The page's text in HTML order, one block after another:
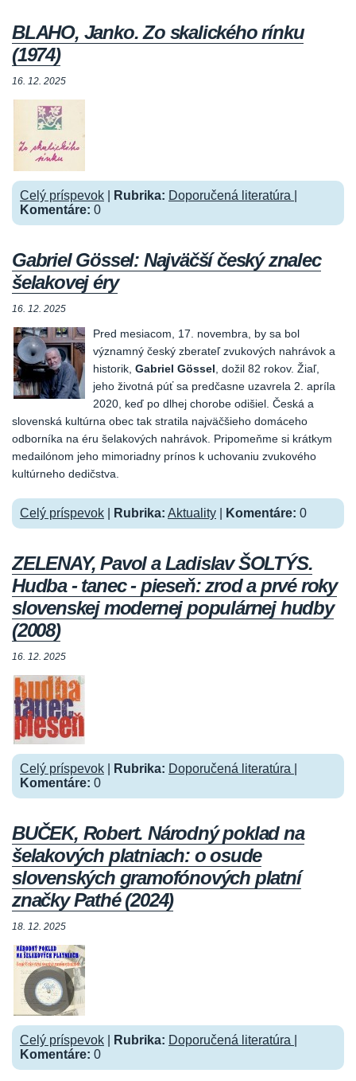
BLAHO, Janko. Zo skalického rínku
(1974)
16. 12. 2025
Celý príspevok Rubrika: Doporučená literatúra
Komentáre: 0
Gabriel Gössel: Najväčší český znalec
šelakovej éry
16. 12. 2025
Pred mesiacom, 17. novembra, by sa bol
významný český zberateľ zvukových nahrávok a
historik, Gabriel Gössel, dožil 82 rokov. Žiaľ,
jeho životná púť sa predčasne uzavrela 2. apríla
2020, keď po dlhej chorobe odišiel. Česká a
slovenská kultúrna obec tak stratila najväčšieho domáceho
odborníka na éru šelakových nahrávok. Pripomeňme si krátkym
medailónom jeho mimoriadny prínos k uchovaniu zvukového
kultúrneho dedičstva.
Celý príspevok Rubrika: Aktuality Komentáre: 0
ZELENAY, Pavol a Ladislav ŠOLTÝS.
Hudba - tanec - pieseň: zrod a prvé roky
slovenskej modernej populárnej hudby
(2008)
16. 12. 2025
Celý príspevok Rubrika: Doporučená literatúra
Komentáre: 0
BUČEK, Robert. Národný poklad na
šelakových platniach: o osude
slovenských gramofónových platní
značky Pathé (2024)
18. 12. 2025
Celý príspevok Rubrika: Doporučená literatúra
Komentáre: 0